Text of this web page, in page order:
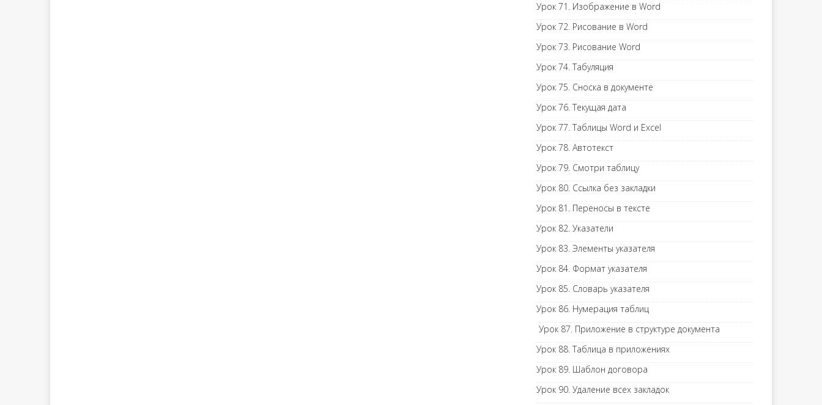
Урок 71. Изображение в Word
Урок 72. Рисование в Word
Урок 73. Рисование Word
Урок 74. Табуляция
Урок 75. Сноска в документе
Урок 76. Текущая дата
Урок 77. Таблицы Word и Excel
Урок 78. Автотекст
Урок 79. Смотри таблицу
Урок 80. Ссылка без закладки
Урок 81. Переносы в тексте
Урок 82. Указатели
Урок 83. Элементы указателя
Урок 84. Формат указателя
Урок 85. Словарь указателя
Урок 86. Нумерация таблиц
Урок 87. Приложение в структуре документа
Урок 88. Таблица в приложениях
Урок 89. Шаблон договора
Урок 90. Удаление всех закладок